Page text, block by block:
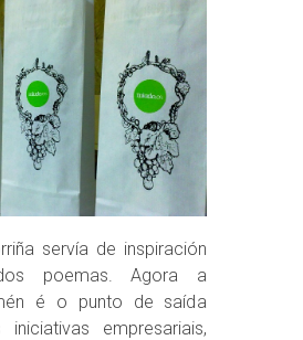
servía de inspiración
poemas. Agora a
é o punto de saída
empresariais,